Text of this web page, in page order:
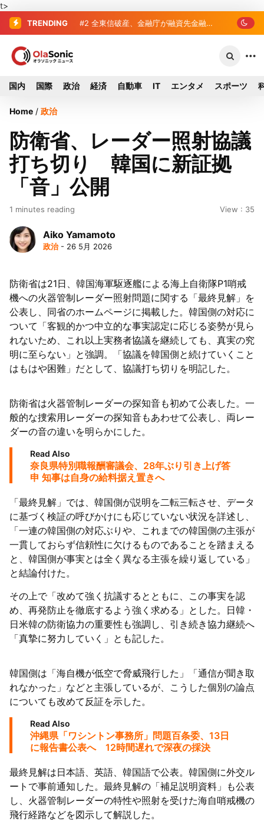
t>
TRENDING #2 全東信破産、金融庁が融資先金融機
国内 国際 政治 経済 自動車 IT エンタメ スポーツ
Home / 政治
防衛省、レーダー照射協議
打ち切り 韓国に新証拠
「音」公開
1 minutes reading View : 35
Aiko Yamamoto
政治- 26 5月 2026
防衛省は21日、韓国海軍駆逐艦による海上自衛隊P1哨戒
機への火器管制レーダー照射問題に関する「最終見解」を
公表し、同省のホームページに掲載した。韓国側の対応に
ついて「客観的かつ中立的な事実認定に応じる姿勢が見ら
れないため、これ以上実務者協議を継続しても、真実の究
明に至らない」と強調。「協議を韓国側と続けていくこと
はもはや困難」だとして、協議打ち切りを明記した。
防衛省は火器管制レーダーの探知音も初めて公表した。一
般的な捜索用レーダーの探知音もあわせて公表し、両レー
ダーの音の違いを明らかにした。
Read Also
奈良県特別職報酬審議会、28年ぶり引き上げ答
申 知事は自身の給料据え置きへ
「最終見解」では、韓国側が説明を二転三転させ、データ
に基づく検証の呼びかけにも応じていない状況を詳述し、
「一連の韓国側の対応ぶりや、これまでの韓国側の主張が
一貫しておらず信頼性に欠けるものであることを踏まえる
と、韓国側が事実とは全く異なる主張を繰り返している」
と結論付けた。
その上で「改めて強く抗議するとともに、この事実を認
め、再発防止を徹底するよう強く求める」とした。日韓・
日米韓の防衛協力の重要性も強調し、引き続き協力継続へ
「真摯に努力していく」とも記した。
韓国側は「海自機が低空で脅威飛行した」「通信が聞き取
れなかった」などと主張しているが、こうした個別の論点
についても改めて反証を示した。
Read Also
沖縄県「ワシントン事務所」問題百条委、13日
に報告書公表へ 12時間遅れで深夜の採決
最終見解は日本語、英語、韓国語で公表。韓国側に外交ル
ートで事前通知した。最終見解の「補足説明資料」も公表
し、火器管制レーダーの特性や照射を受けた海自哨戒機の
飛行経路などを図示して解説した。